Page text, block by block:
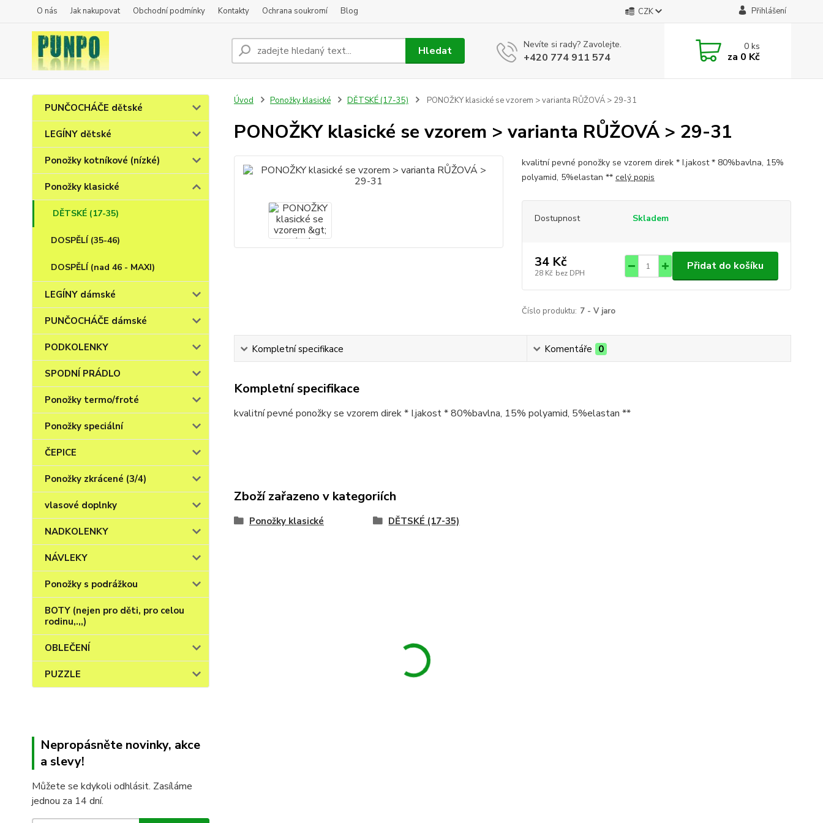
O nás Jak nakupovat Obchodní podmínky Kontakty Ochrana soukromí Blog CZK Přihlášení
Hledat Nevíte si rady? Zavolejte.
+420 774 911 574
0ks
za 0 Kč
PUNČOCHÁČE dětské
LEGÍNY dětské
Ponožky kotníkové (nízké)
Ponožky klasické
DĚTSKÉ (17-35)
DOSPĚLÍ (35-46)
DOSPĚLÍ (nad 46 - MAXI)
LEGÍNY dámské
PUNČOCHÁČE dámské
PODKOLENKY
SPODNÍ PRÁDLO
Ponožky termo/froté
Ponožky speciální
ČEPICE
Ponožky zkrácené (3/4)
vlasové doplnky
NADKOLENKY
NÁVLEKY
Ponožky s podrážkou
BOTY (nejen pro děti, pro celou
rodinu,.,,)
OBLEČENÍ
PUZZLE
Nepropásněte novinky, akce
a slevy!
Můžete se kdykoli odhlásit. Zasíláme
jednou za 14 dní.
Úvod Ponožky klasické DĚTSKÉ (17-35) PONOŽKY klasické se vzorem > varianta RŮŽOVÁ > 29-31
PONOŽKY klasické se vzorem > varianta RŮŽOVÁ > 29-31
kvalitní pevné ponožky se vzorem direk * I.jakost * 80%bavlna, 15%
polyamid, 5%elastan ** celý popis
Dostupnost Skladem
34 Kč
28 Kč bez DPH
Přidat do košíku
Číslo produktu: 7 - V jaro
Kompletní specifikace Komentáře 0
Kompletní specifikace
kvalitní pevné ponožky se vzorem direk * I.jakost * 80%bavlna, 15% polyamid, 5%elastan **
Zboží zařazeno v kategoriích
Ponožky klasické DĚTSKÉ (17-35)